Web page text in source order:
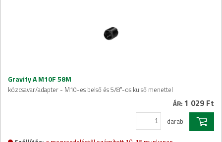
Gravity A M10F 58M
közcsavar/adapter - M10-es belső és 5/8"-os külső menettel
ÁR: 1 029 Ft
darab